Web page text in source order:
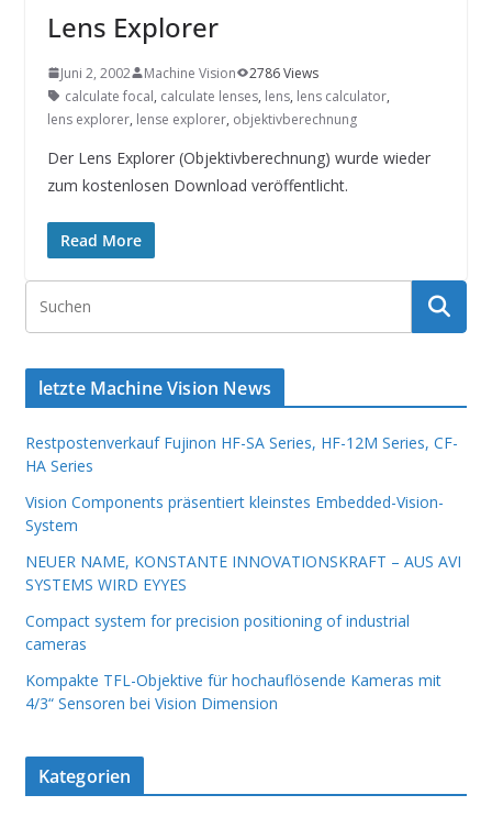
SYSTEMS WIRD EYYES
Compact system for precision
positioning of industrial cameras
Lens Explorer
Juni 2, 2002 Machine Vision
2786 Views
calculate focal, calculate lenses, lens, lens calculator,
lens explorer, lense explorer, objektivberechnung
Der Lens Explorer (Objektivberechnung) wurde wieder
zum kostenlosen Download veröffentlicht.
Read More
letzte Machine Vision News
Restpostenverkauf Fujinon HF-SA Series, HF-12M Series, CF-
HA Series
Vision Components präsentiert kleinstes Embedded-Vision-
System
NEUER NAME, KONSTANTE INNOVATIONSKRAFT – AUS AVI
SYSTEMS WIRD EYYES
Compact system for precision positioning of industrial
cameras
Kompakte TFL-Objektive für hochauflösende Kameras mit
4/3“ Sensoren bei Vision Dimension
Kategorien